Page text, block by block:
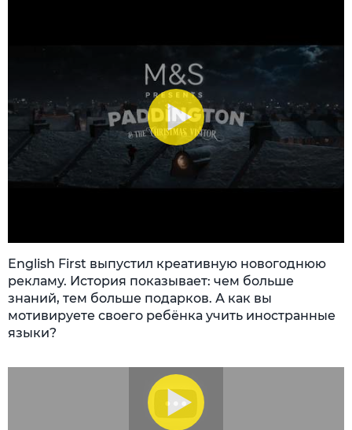
English First выпустил креативную новогоднюю
рекламу. История показывает: чем больше
знаний, тем больше подарков. А как вы
мотивируете своего ребёнка учить иностранные
языки?